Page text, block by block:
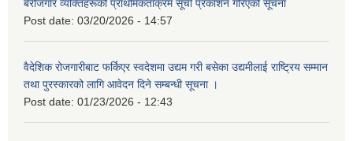
बेरोजगार व्यक्तिहरूको प्राथमिकताक्रम सूची प्रकाशन गरिएको सूचना
Post date: 03/20/2026 - 14:57
वैदेशिक रोजगारीबाट फर्किएर स्वदेशमा उद्यम गरी बसेका उद्यमीलाई राष्ट्रिय सम्मान
तथा पुरस्कारको लागि आवेदन दिने सम्बन्धी सूचना ।
Post date: 01/23/2026 - 12:43